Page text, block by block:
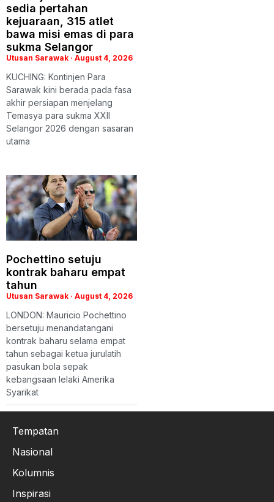
sedia pertahan
kejuaraan, 315 atlet
bawa misi emas di para
sukma Selangor
Utusan Sarawak August 4, 2026
KUCHING: Kontinjen Para
Sarawak kini berada pada fasa
akhir persiapan menjelang
Temasya para sukma XXII
Selangor 2026 dengan sasaran
utama
Pochettino setuju
kontrak baharu empat
tahun
Utusan Sarawak August 4, 2026
LONDON: Mauricio Pochettino
bersetuju menandatangani
kontrak baharu selama empat
tahun sebagai ketua jurulatih
pasukan bola sepak
kebangsaan lelaki Amerika
Syarikat
Tempatan
Nasional
Kolumnis
Inspirasi